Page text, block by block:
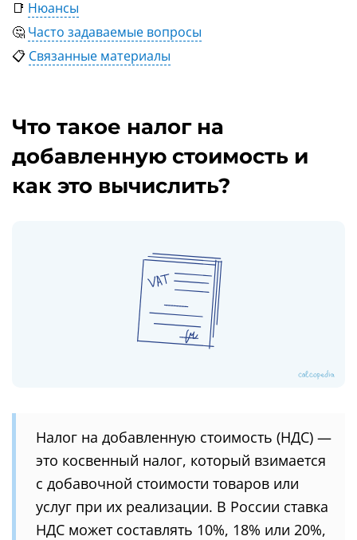
📑 Нюансы
🤔 Часто задаваемые вопросы
📋 Связанные материалы
Что такое налог на
добавленную стоимость и
как это вычислить?
Налог на добавленную стоимость (НДС) —
это косвенный налог, который взимается
с добавочной стоимости товаров или
услуг при их реализации. В России ставка
НДС может составлять 10%, 18% или 20%,